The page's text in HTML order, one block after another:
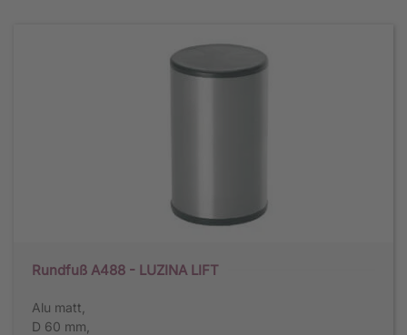
Rundfuß A488 - LUZINA LIFT
Alu matt,
D 60 mm,